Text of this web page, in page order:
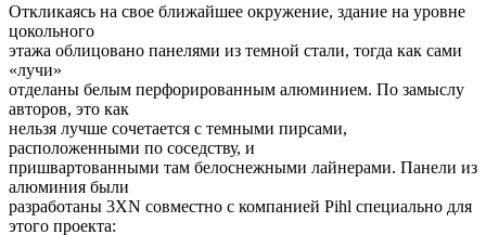
Откликаясь на свое ближайшее окружение, здание на уровне
цокольного
этажа облицовано панелями из темной стали, тогда как сами
«лучи»
отделаны белым перфорированным алюминием. По замыслу
авторов, это как
нельзя лучше сочетается с темными пирсами,
расположенными по соседству, и
пришвартованными там белоснежными лайнерами. Панели из
алюминия были
разработаны 3XN совместно с компанией Pihl специально для
этого проекта: